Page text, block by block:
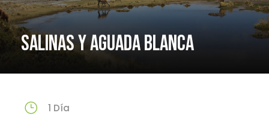
SALINAS Y AGUADA BLANCA
1 Día